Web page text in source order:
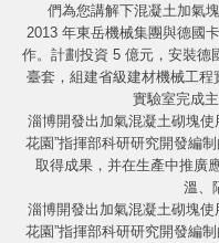
們為您講解下混凝土加氣
2013 年東岳機械集團與德國
作。計劃投資 5 億元，安裝德
臺套，組建省級建材機械工程
實驗室完成
淄博開發出加氣混凝土砌塊
花園”指揮部科研研究開發編
取得成果，并在生產中推廣
溫、
淄博開發出加氣混凝土砌塊
花園”指揮部科研研究開發編